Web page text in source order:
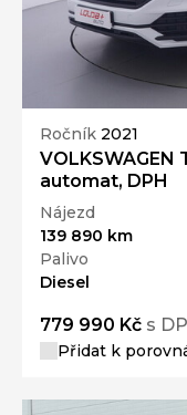
Ročník 2021
VOLKSWAGEN
automat, DPH
Nájezd
139 890 km
Palivo
Diesel
779 990 Kč s
Přidat k